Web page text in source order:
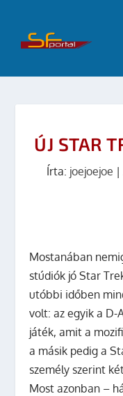
ÚJ STAR
Írta: joejoejoe |
Mostanában
stúdiók jó Star
utóbbi időben
volt: az egyik a D-
játék, amit a
a másik pedig a
személy szerint
Most azonban –